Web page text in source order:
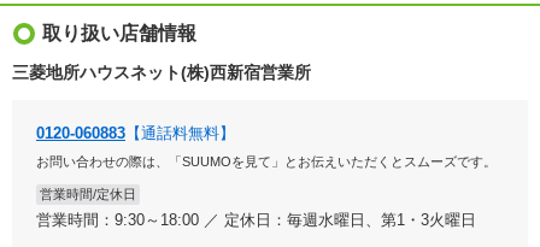
取り扱い店舗情報
三菱地所ハウスネット(株)西新宿営業所
0120-060883 【通話料無料】
お問い合わせの際は、「SUUMOを見て」とお伝えいただくとスムーズです。
営業時間/定休日
営業時間：9:30～18:00 ／ 定休日：毎週水曜日、第1・3火曜日